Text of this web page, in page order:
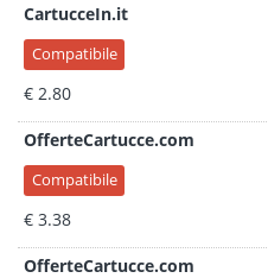
CartucceIn.it
Compatibile
€ 2.80
OfferteCartucce.com
Compatibile
€ 3.38
OfferteCartucce.com